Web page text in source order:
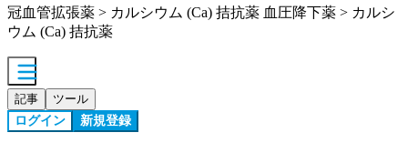
冠血管拡張薬 > カルシウム (Ca) 拮抗薬 血圧降下薬 > カルシ
ウム (Ca) 拮抗薬
記事 ツール
ログイン 新規登録